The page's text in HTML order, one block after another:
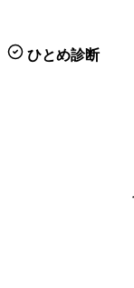
ひとめ診断